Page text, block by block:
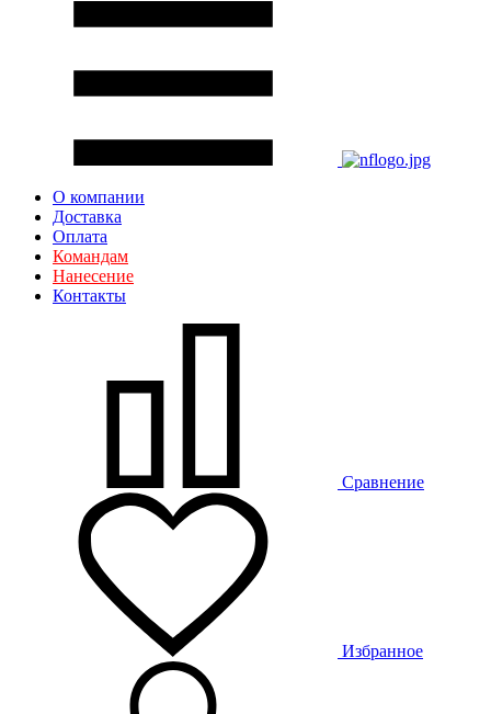
О компании
Доставка
Оплата
Командам
Нанесение
Контакты
Сравнение
Избранное